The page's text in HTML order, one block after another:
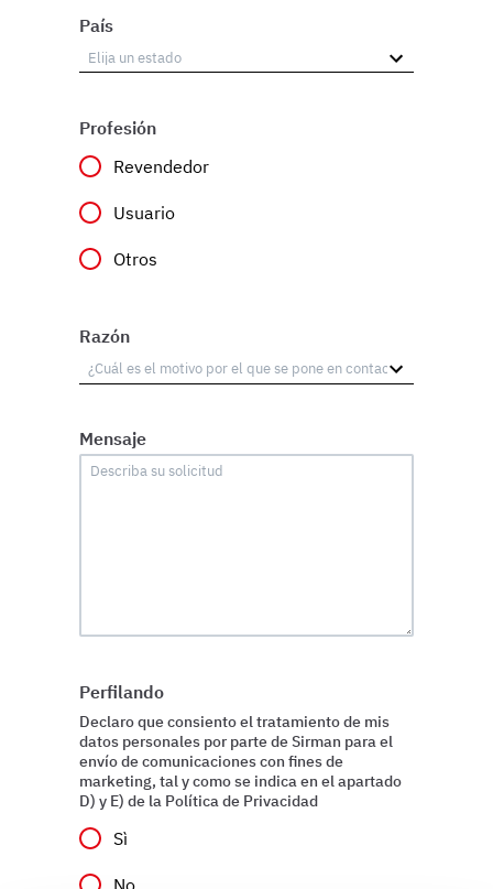
País
Profesión
Revendedor
Usuario
Otros
Razón
Mensaje
Perfilando
Declaro que consiento el tratamiento de mis
datos personales por parte de Sirman para el
envío de comunicaciones con fines de
marketing, tal y como se indica en el apartado
D) y E) de la Política de Privacidad
Sì
No